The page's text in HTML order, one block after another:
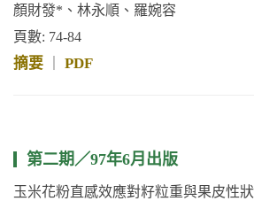
顏財發*、林永順、羅婉容
頁數: 74-84
摘要 PDF
第二期／97年6月出版
玉米花粉直感效應對籽粒重與果皮性